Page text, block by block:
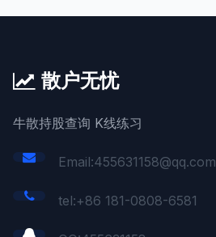
散户无忧
牛散持股查询 K线练习
Email:455631158@qq.com
tel:+86 181-0808-6581